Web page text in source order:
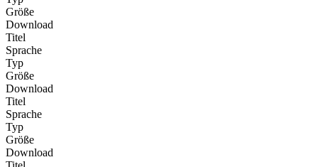
Größe
Download
Titel
Sprache
Typ
Größe
Download
Titel
Sprache
Typ
Größe
Download